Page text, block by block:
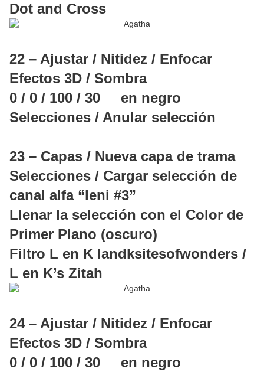
Dot and Cross
22 – Ajustar / Nitidez / Enfocar
Efectos 3D / Sombra
0 / 0 / 100 / 30 en negro
Selecciones / Anular selección
23 – Capas / Nueva capa de trama
Selecciones / Cargar selección de
canal alfa “leni #3”
Llenar la selección con el Color de
Primer Plano (oscuro)
Filtro L en K landksitesofwonders /
L en K’s Zitah
24 – Ajustar / Nitidez / Enfocar
Efectos 3D / Sombra
0 / 0 / 100 / 30 en negro